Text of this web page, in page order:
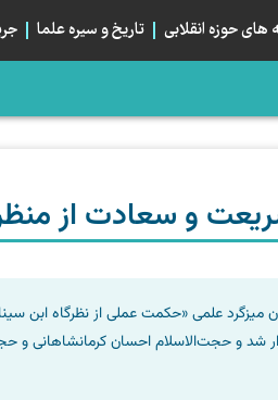
های حوزه انقلابی تاریخ و سیره علما
خیابان اربعین و خیابان ایران، دو
چله چهارم؛ تبلور هم‌بستگی استراتژیک
امروز بود، صلح می‌کرد؟
و سعادت از
علمی «حکمت عملی از نظرگاه ابن
شد و حجت‌الاسلام احسان کرمانشاهانی و